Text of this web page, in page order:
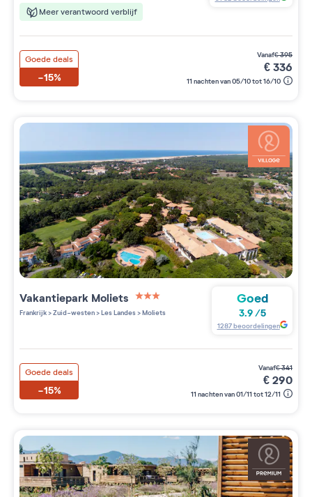
Meer verantwoord verblijf
Goede deals
-15%
vanaf€395
€336
11 nachten van 05/10 tot 16/10
Vakantiepark Moliets
3 étoiles sur 5
Frankrijk>Zuid-westen>Les Landes>Moliets
Goed
3.9/5
1287beoordelingen
Goede deals
-15%
vanaf€341
€290
11 nachten van 01/11 tot 12/11